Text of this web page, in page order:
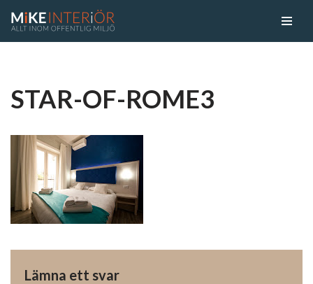
STAR-OF-ROME3
Lämna ett svar